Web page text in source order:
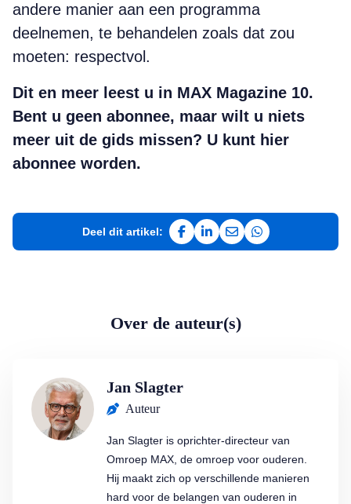
andere manier aan een programma
deelnemen, te behandelen zoals dat zou
moeten: respectvol.
Dit en meer leest u in MAX Magazine 10.
Bent u geen abonnee, maar wilt u niets
meer uit de gids missen? U kunt hier
abonnee worden.
Deel dit artikel:
Deel op Facebook
Deel op LinkedIn
Deel via e-mail
Deel via
Over de auteur(s)
Jan Slagter
Auteur
Jan Slagter is oprichter-directeur van
Omroep MAX, de omroep voor ouderen.
Hij maakt zich op verschillende manieren
hard voor de belangen van ouderen in